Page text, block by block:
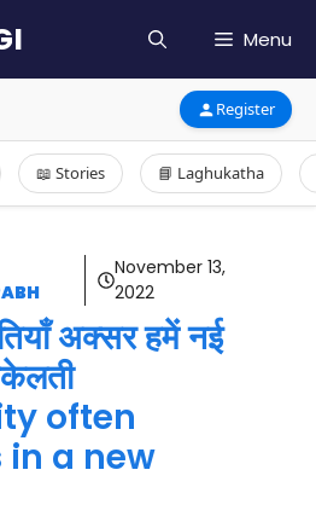
Menu
Register
📖 Stories 📘 Laghukatha
November 13,
2022
अक्सर हमें नई
often
in a new